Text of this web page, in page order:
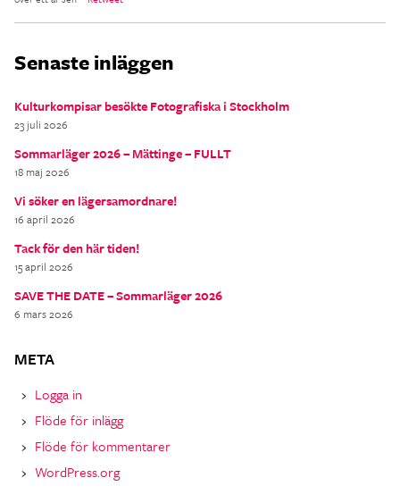
Senaste inläggen
Kulturkompisar besökte Fotografiska i Stockholm
23 juli 2026
Sommarläger 2026 – Mättinge – FULLT
18 maj 2026
Vi söker en lägersamordnare!
16 april 2026
Tack för den här tiden!
15 april 2026
SAVE THE DATE – Sommarläger 2026
6 mars 2026
META
Logga in
Flöde för inlägg
Flöde för kommentarer
WordPress.org